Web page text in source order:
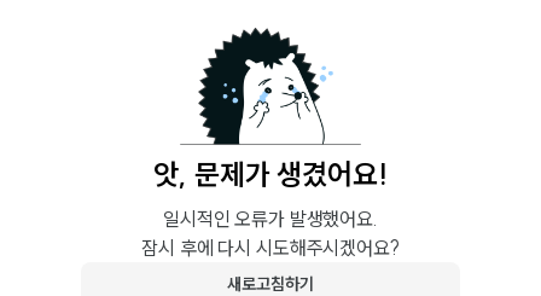
앗, 문제가 생겼어요!
일시적인 오류가 발생했어요.
잠시 후에 다시 시도해주시겠어요?
새로고침하기